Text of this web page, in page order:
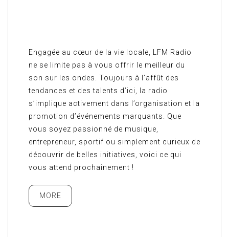
Engagée au cœur de la vie locale, LFM Radio
ne se limite pas à vous offrir le meilleur du
son sur les ondes. Toujours à l’affût des
tendances et des talents d’ici, la radio
s’implique activement dans l’organisation et la
promotion d’événements marquants. Que
vous soyez passionné de musique,
entrepreneur, sportif ou simplement curieux de
découvrir de belles initiatives, voici ce qui
vous attend prochainement !
MORE